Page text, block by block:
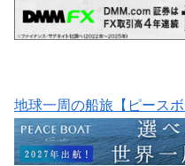
地球一周の船旅【ピースボ